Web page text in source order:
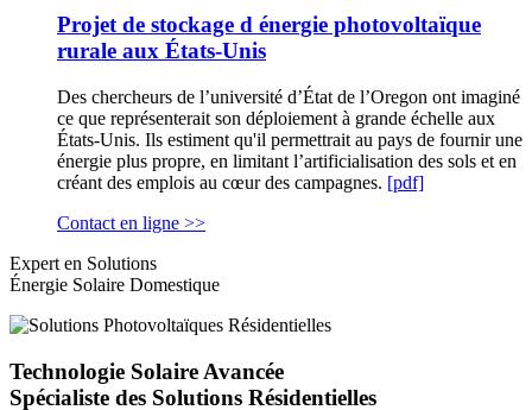
Projet de stockage d énergie photovoltaïque
rurale aux États-Unis
Des chercheurs de l’université d’État de l’Oregon ont imaginé
ce que représenterait son déploiement à grande échelle aux
États-Unis. Ils estiment qu'il permettrait au pays de fournir une
énergie plus propre, en limitant l’artificialisation des sols et en
créant des emplois au cœur des campagnes. [pdf]
Contact en ligne >>
Expert en Solutions
Énergie Solaire Domestique
Technologie Solaire Avancée
Spécialiste des Solutions Résidentielles